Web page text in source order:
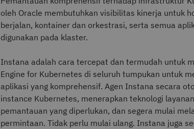
oleh Oracle membutuhkan visibilitas kinerja untuk
berjalan, kontainer dan orkestrasi, serta semua
digunakan pada klaster.
Instana adalah cara tercepat dan termudah untuk
Engine for Kubernetes di seluruh tumpukan untuk
aplikasi yang komprehensif. Agen Instana secara
instance Kubernetes, menerapkan teknologi
pemantauan yang diperlukan, dan segera mulai
permintaan. Tidak perlu mulai ulang. Instana juga